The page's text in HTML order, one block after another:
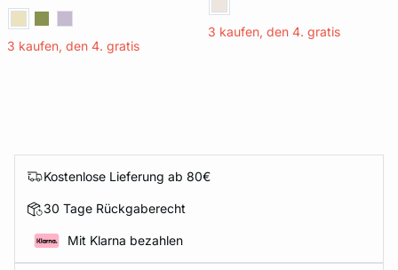
3 kaufen, den 4. gratis
3 kaufen, den 4. gratis
Kostenlose Lieferung ab 80€
30 Tage Rückgaberecht
Mit Klarna bezahlen